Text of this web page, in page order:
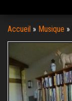
Accueil » Musique »